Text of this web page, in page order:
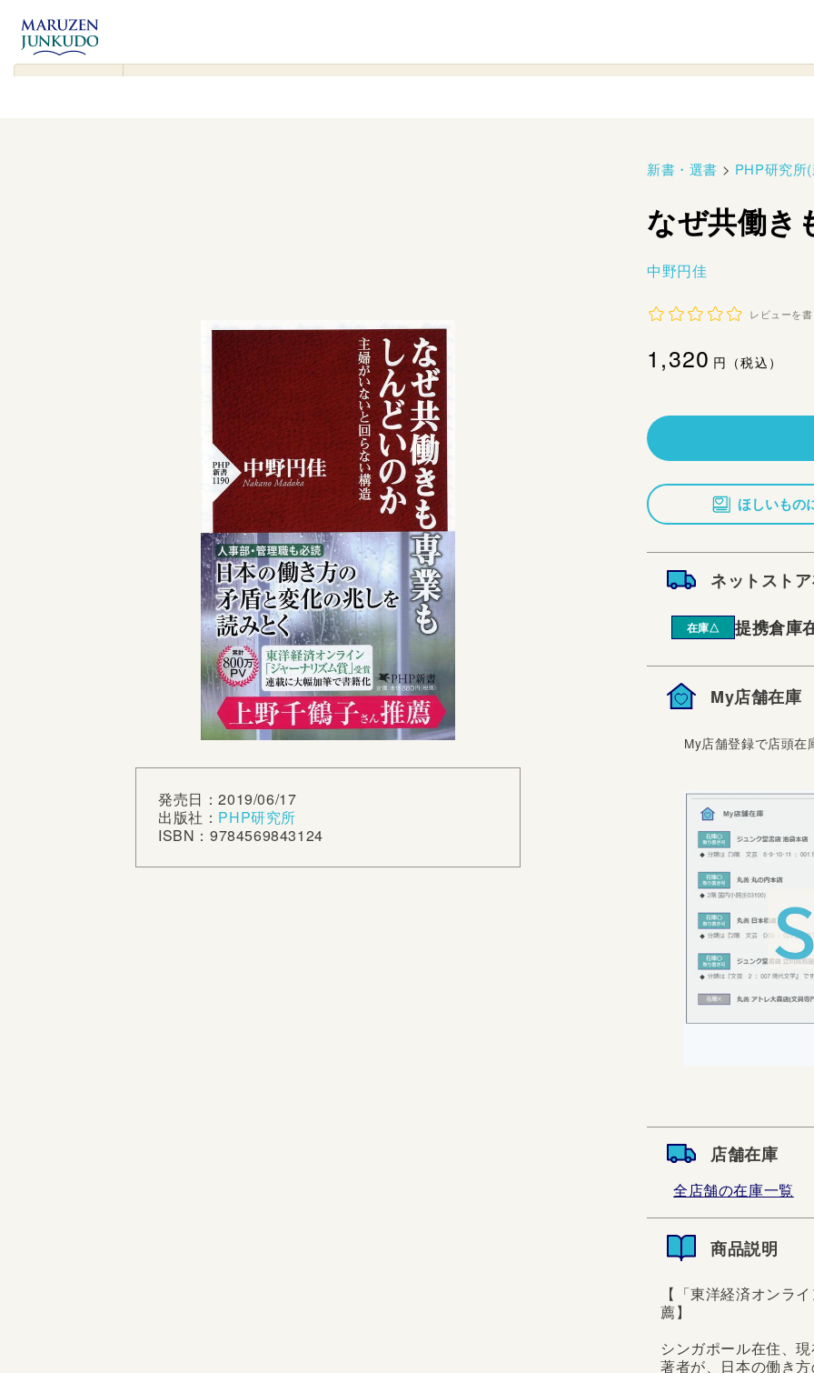
コンテンツ
に進む
▾
発売日：2019/06/17
出版社： PHP研究所
ISBN：9784569843124
新書・選書 > PHP研究所
なぜ共働き
中野円佳
レビューを書
通
価
格
1,320円（税込）
ほしいもの
ネットスト
在庫△ 提携倉庫
My店舗在庫
My店舗登録で店頭
店舗在庫
全店舗の在庫一覧
商品説明
【「東洋経済オンラ
薦】
シンガポール在住、
著者が、日本の働き方